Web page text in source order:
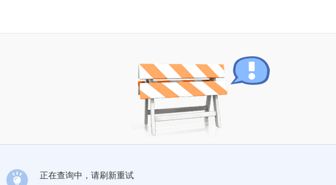
正在查询中，请刷新重试